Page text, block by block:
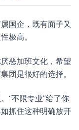
国企，既有面子又
极高。
恶加班文化，希望
团是很好的选择。
“不限专业”给了你
抓住这种明确放开